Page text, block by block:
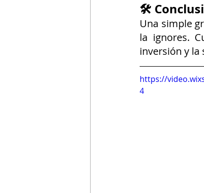
🛠️
Una simple
la ignores.
inversión y la
https://
4